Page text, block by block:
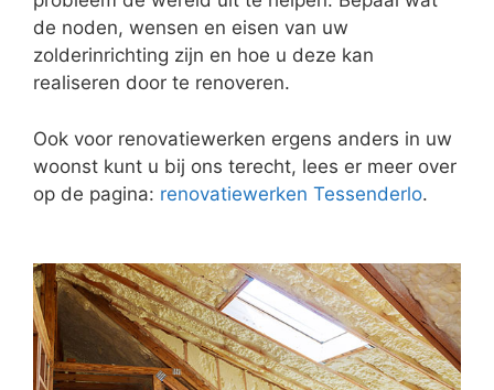
de noden, wensen en eisen van uw
zolderinrichting zijn en hoe u deze kan
realiseren door te renoveren.
Ook voor renovatiewerken ergens anders in uw
woonst kunt u bij ons terecht, lees er meer over
op de pagina: renovatiewerken Tessenderlo.